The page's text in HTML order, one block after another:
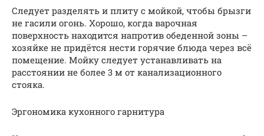
Следует разделять и плиту с мойкой, чтобы брызги
не гасили огонь. Хорошо, когда варочная
поверхность находится напротив обеденной зоны –
хозяйке не придётся нести горячие блюда через всё
помещение. Мойку следует устанавливать на
расстоянии не более 3 м от канализационного
стояка.
Эргономика кухонного гарнитура